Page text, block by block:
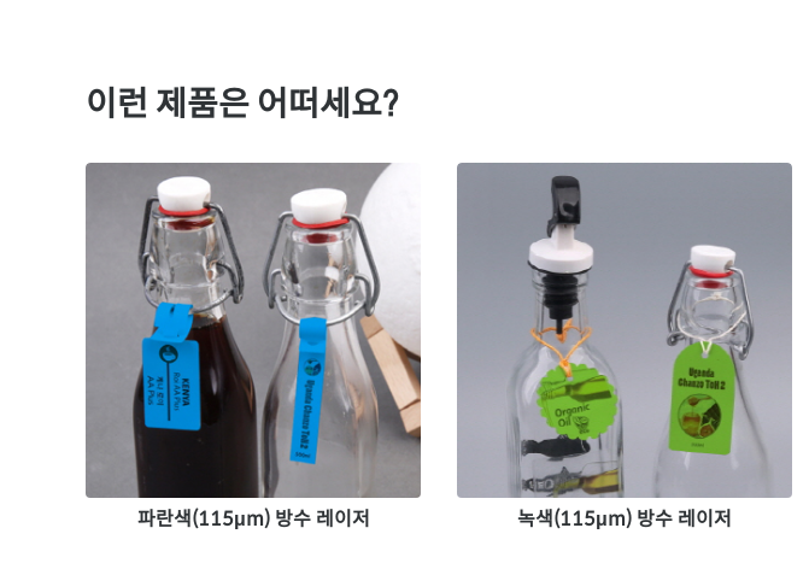
이런 제품은 어떠세요?
파란색(115μm) 방수 레이저 녹색(115μm) 방수 레이저